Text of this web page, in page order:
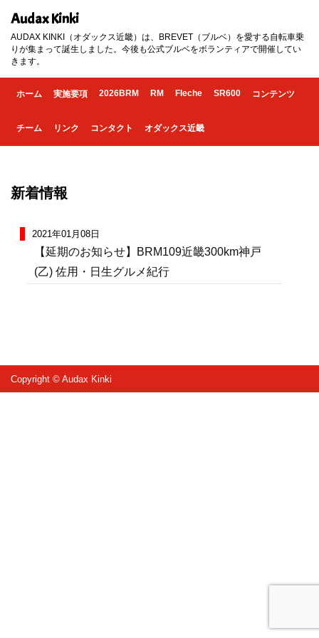
Audax Kinki
AUDAX KINKI（オダックス近畿）は、BREVET（ブルベ）を愛する自転車乗
りが集まって誕生しました。今後も公式ブルベをボランティアで開催してい
きます。
ホーム 実施要項 2026BRM RM Fleche SR600 コンテンツ
チーム リンク コンタクト オダックス近畿
新着情報
2021年01月08日
【延期のお知らせ】BRM109近畿300km神戸
(乙) 佐用・日生グルメ紀行
Copyright © Audax Kinki